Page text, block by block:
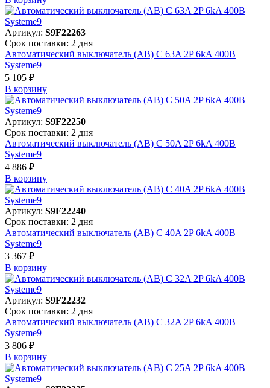
Артикул: S9F22263
Срок поставки: 2 дня
Автоматический выключатель (АВ) C 63A 2P 6kA 400В
Systeme9
5 105 ₽
В корзинy
Артикул: S9F22250
Срок поставки: 2 дня
Автоматический выключатель (АВ) C 50A 2P 6kA 400В
Systeme9
4 886 ₽
В корзинy
Артикул: S9F22240
Срок поставки: 2 дня
Автоматический выключатель (АВ) C 40A 2P 6kA 400В
Systeme9
3 367 ₽
В корзинy
Артикул: S9F22232
Срок поставки: 2 дня
Автоматический выключатель (АВ) C 32A 2P 6kA 400В
Systeme9
3 806 ₽
В корзинy